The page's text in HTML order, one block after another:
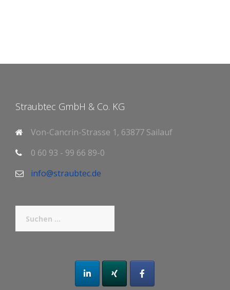
Straubtec GmbH & Co. KG
Von-Cancrin-Strasse 1, 63877 Sailauf
0 60 93 - 99 66 89-0
info@straubtec.de
nach: